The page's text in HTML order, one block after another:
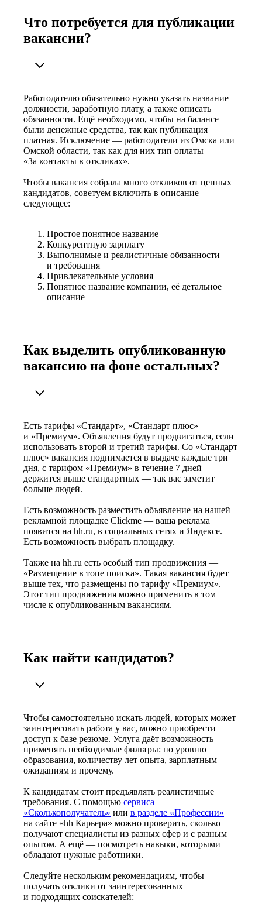
Что потребуется для публикации
вакансии?
Работодателю обязательно нужно указать название
должности, заработную плату, а также описать
обязанности. Ещё необходимо, чтобы на балансе
были денежные средства, так как публикация
платная. Исключение — работодатели из Омска или
Омской области, так как для них тип оплаты
«За контакты в откликах».
Чтобы вакансия собрала много откликов от ценных
кандидатов, советуем включить в описание
следующее:
Простое понятное название
Конкурентную зарплату
Выполнимые и реалистичные обязанности
и требования
Привлекательные условия
Понятное название компании, её детальное
описание
Как выделить опубликованную
вакансию на фоне остальных?
Есть тарифы «Стандарт», «Стандарт плюс»
и «Премиум». Объявления будут продвигаться, если
использовать второй и третий тарифы. Со «Стандарт
плюс» вакансия поднимается в выдаче каждые три
дня, с тарифом «Премиум» в течение 7 дней
держится выше стандартных — так вас заметит
больше людей.
Есть возможность разместить объявление на нашей
рекламной площадке Clickme — ваша реклама
появится на hh.ru, в социальных сетях и Яндексе.
Есть возможность выбрать площадку.
Также на hh.ru есть особый тип продвижения —
«Размещение в топе поиска». Такая вакансия будет
выше тех, что размещены по тарифу «Премиум».
Этот тип продвижения можно применить в том
числе к опубликованным вакансиям.
Как найти кандидатов?
Чтобы самостоятельно искать людей, которых может
заинтересовать работа у вас, можно приобрести
доступ к базе резюме. Услуга даёт возможность
применять необходимые фильтры: по уровню
образования, количеству лет опыта, зарплатным
ожиданиям и прочему.
К кандидатам стоит предъявлять реалистичные
требования. С помощью сервиса
«Сколькополучатель» или в разделе «Профессии»
на сайте «hh Карьера» можно проверить, сколько
получают специалисты из разных сфер и с разным
опытом. А ещё — посмотреть навыки, которыми
обладают нужные работники.
Следуйте нескольким рекомендациям, чтобы
получать отклики от заинтересованных
и подходящих соискателей: